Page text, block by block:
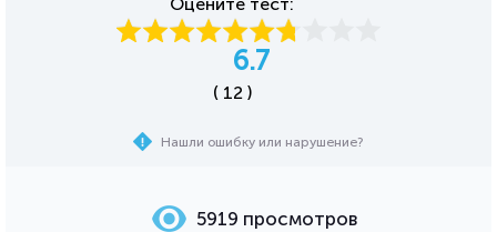
Оцените тест:
6.7
( 12 )
Нашли ошибку или нарушение?
5919 просмотров